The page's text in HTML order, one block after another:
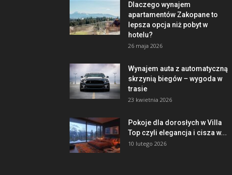
Dlaczego wynajem
apartamentów Zakopane to
lepsza opcja niż pobyt w
hotelu?
26 maja 2026
Wynajem auta z automatyczną
skrzynią biegów – wygoda w
trasie
23 kwietnia 2026
Pokoje dla dorosłych w Villa
Top czyli elegancja i cisza w...
10 lutego 2026